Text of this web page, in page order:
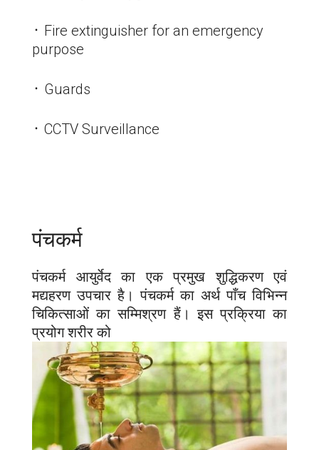
᛫ Fire extinguisher for an emergency
purpose
᛫ Guards
᛫ CCTV Surveillance
पंचकर्म
पंचकर्म आयुर्वेद का एक प्रमुख शुद्धिकरण एवं
मद्यहरण उपचार है। पंचकर्म का अर्थ पाँच विभिन्न
चिकित्साओं का सम्मिश्रण हैं। इस प्रक्रिया का
प्रयोग शरीर को